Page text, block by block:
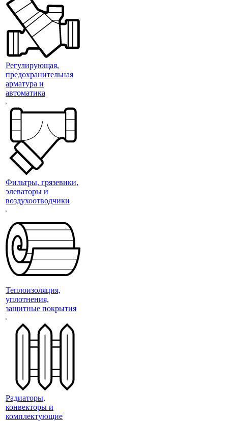
Регулирующая,
предохранительная
арматура и
автоматика
Фильтры, грязевики,
элеваторы и
воздухоотводчики
Теплоизоляция,
уплотнения,
защитные покрытия
Радиаторы,
конвекторы и
комплектующие